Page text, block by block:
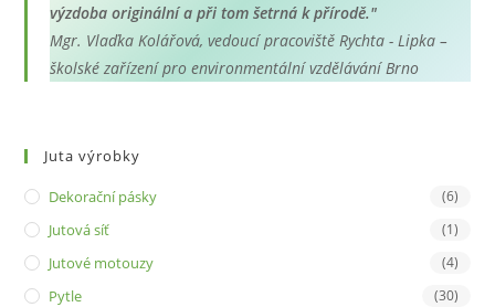
výzdoba originální a při tom šetrná k přírodě."
Mgr. Vlaďka Kolářová, vedoucí pracoviště Rychta - Lipka –
školské zařízení pro environmentální vzdělávání Brno
Juta výrobky
Dekorační pásky (6)
Jutová síť (1)
Jutové motouzy (4)
Pytle (30)